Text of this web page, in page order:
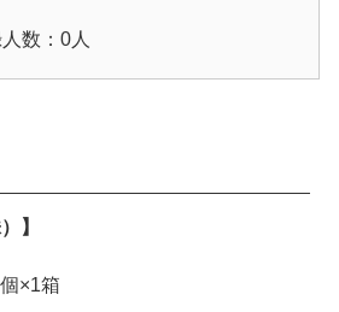
数：0人
】
×1箱